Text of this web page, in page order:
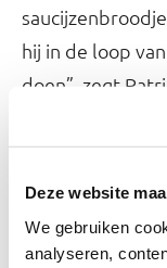
Deze website
We gebruiken
analyseren,
hij in de loop
doen”, zegt
vraag of je
hebt, een week
kunnen altijd
maar vaak doen
proberen